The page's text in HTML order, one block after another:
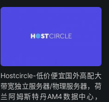
Hostcircle-低价便宜国外高配大
带宽独立服务器/物理服务器，荷
兰阿姆斯特丹AM4数据中心，